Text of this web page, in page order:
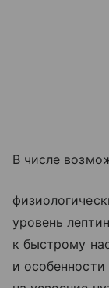
В числе
уровень
к быстрому
и